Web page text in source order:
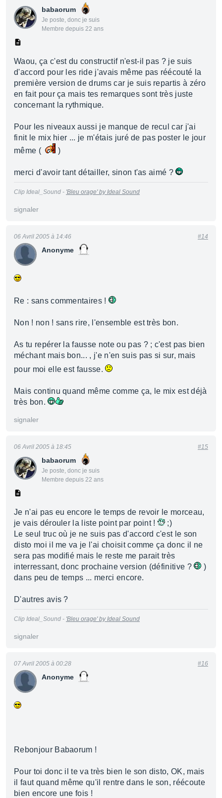
babaorum
Je poste, donc je suis
Membre depuis 22 ans
Waou, ça c'est du constructif n'est-il pas ? je suis
d'accord pour les ride j'avais même pas réécouté la
première version de drums car je suis repartis à zéro
en fait pour ça mais tes remarques sont très juste
concernant la rythmique.
Pour les niveaux aussi je manque de recul car j'ai
finit le mix hier ... je m'étais juré de pas poster le jour
même (
)
merci d'avoir tant détailler, sinon t'as aimé ?
Clip Ideal_Sound - 'Bleu orage' by Ideal Sound
signaler
Anonyme
06 Avril 2005 à 14:46 #14
Re : sans commentaires !
Non ! non ! sans rire, l'ensemble est très bon.
As tu repérer la fausse note ou pas ? ; c'est pas bien
méchant mais bon... , j'e n'en suis pas si sur, mais
pour moi elle est fausse.
Mais continu quand même comme ça, le mix est déjà
très bon.
signaler
babaorum
Je poste, donc je suis
Membre depuis 22 ans
06 Avril 2005 à 18:45 #15
Je n'ai pas eu encore le temps de revoir le morceau,
je vais dérouler la liste point par point !
;)
Le seul truc où je ne suis pas d'accord c'est le son
disto moi il me va je l'ai choisit comme ça donc il ne
sera pas modifié mais le reste me parait très
interressant, donc prochaine version (définitive ?
)
dans peu de temps ... merci encore.
D'autres avis ?
Clip Ideal_Sound - 'Bleu orage' by Ideal Sound
signaler
Anonyme
07 Avril 2005 à 00:28 #16
Rebonjour Babaorum !
Pour toi donc il te va très bien le son disto, OK, mais
il faut quand même qu'il rentre dans le son, réécoute
bien encore une fois !